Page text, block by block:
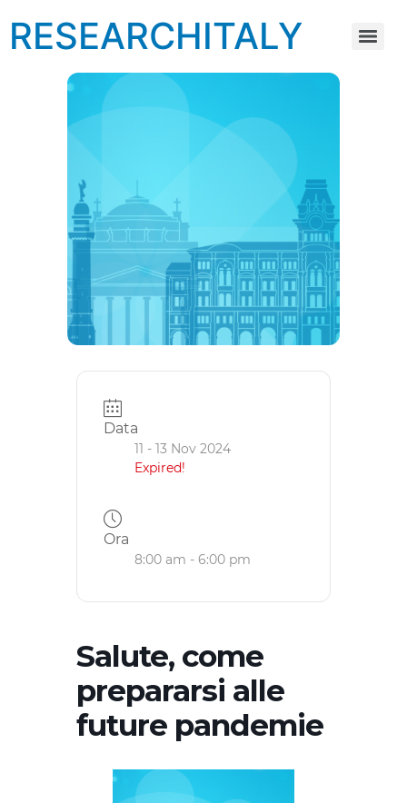
RESEARCHITALY
Data
11 - 13 Nov 2024
Expired!
Ora
8:00 am - 6:00 pm
Salute, come
prepararsi alle
future pandemie